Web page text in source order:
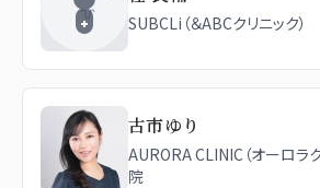
SUBCLi（＆ABCクリニック）
古市ゆり
AURORA CLINIC（オーロラ
院